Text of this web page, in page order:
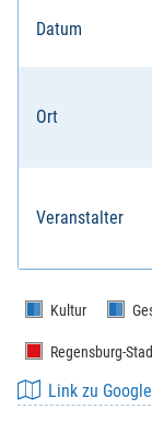
Datum
Ort
Veranstalter
Kultur
Regensburg-
Link zu